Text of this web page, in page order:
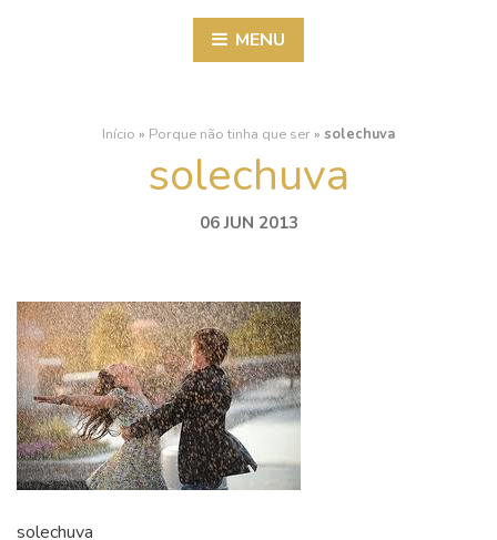
MENU
Início » Porque não tinha que ser » solechuva
solechuva
06 JUN 2013
solechuva